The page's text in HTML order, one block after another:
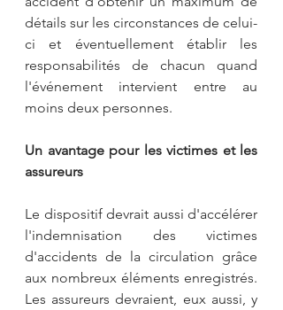
détails sur les circonstances de celui-
ci et éventuellement établir les
responsabilités de chacun quand
l'événement intervient entre au
moins deux personnes.
Un avantage pour les victimes et les
assureurs
Le dispositif devrait aussi d'accélérer
l'indemnisation des victimes
d'accidents de la circulation grâce
aux nombreux éléments enregistrés.
Les assureurs devraient, eux aussi, y